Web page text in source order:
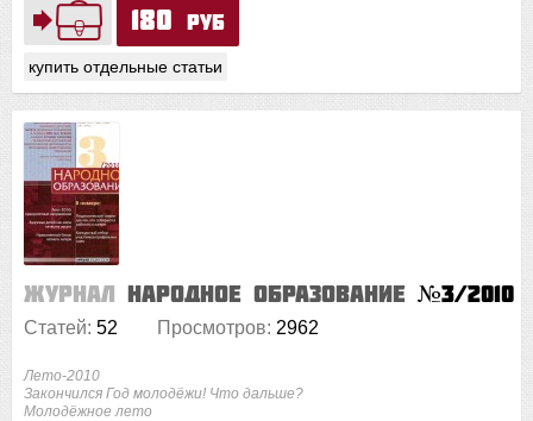
180 руб
купить отдельные статьи
Журнал Народное образование №3/2010
Статей: 52 Просмотров: 2962
Лето-2010
Закончился Год молодёжи! Что дальше?
Молодёжное лето